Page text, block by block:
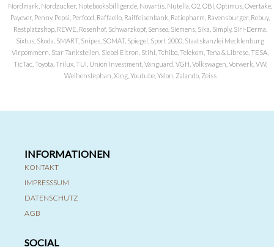
Nordmark, Nordzucker, Notebooksbilliger.de, Novartis, Nutella, O2, OBI, Optimus, Overtake,
Payever, Penny, Pepsi, Perfood, Raffaello, Raiffeisenbank, Ratiopharm, Ravensburger, Rebuy,
Restplatzshop, REWE, Rosenhof, Schwarzkopf, Senseo, Siemens, Sika, Simply, Siri-Derma,
Sixtus, Skoda, SMART, Snipes, SOMAT, Spiegel, Sport 2000, Staatskanzlei Mecklenburg
Virpommern, Star Tankstellen, Siebel Eltron, Stihl, Tchibo, Telekom, Tena & Librese, TESA,
TicTac, Toyota, Trilux, TUI, Union Investment, Vanguard, VGH, Volkswagen, Vorwerk, VW,
Weihenstephan, Xing, Youtube, Yxlon, Zalando, Zeiss
INFORMATIONEN
KONTAKT
IMPRESSSUM
DATENSCHUTZ
AGB
SOCIAL